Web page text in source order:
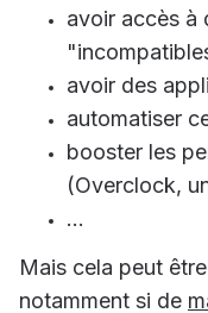
avoir accès à
avoir des
automatiser
booster les
(Overclock,
...
Mais cela peut
notamment si de